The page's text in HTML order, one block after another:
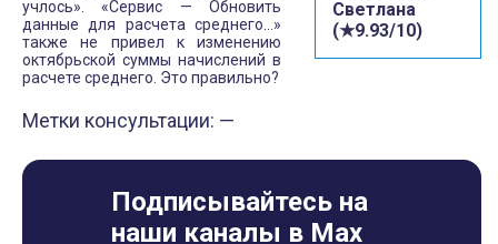
Светлана
(★9.93/10)
учлось». «Сервис — Обновить
данные для расчета среднего…»
также не привел к изменению
октябрьской суммы начислений в
расчете среднего. Это правильно?
Метки консультации: —
Подписывайтесь на
наши каналы в Max